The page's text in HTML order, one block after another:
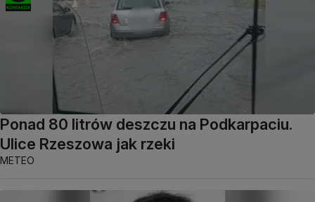
Ponad 80 litrów deszczu na Podkarpaciu.
Ulice Rzeszowa jak rzeki
METEO